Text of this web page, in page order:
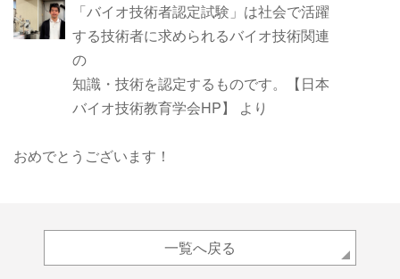
「バイオ技術者認定試験」は社会で活躍
する技術者に求められるバイオ技術関連
の
知識・技術を認定するものです。
【日本
バイオ技術教育学会HP】
より
おめでとうございます！
一覧へ戻る